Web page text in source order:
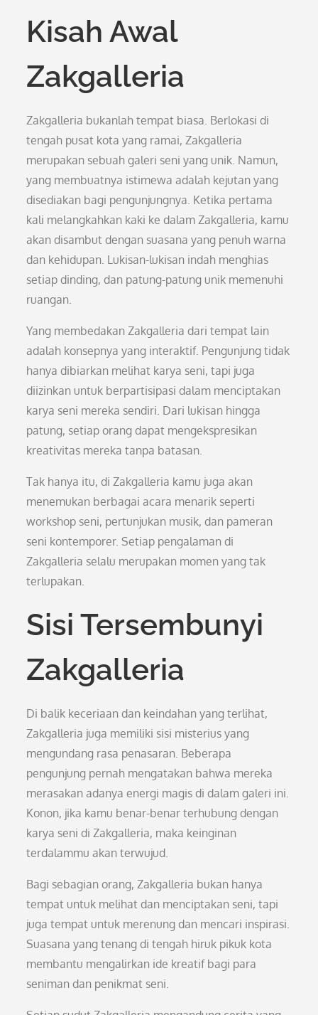
Kisah Awal
Zakgalleria
Zakgalleria bukanlah tempat biasa. Berlokasi di
tengah pusat kota yang ramai, Zakgalleria
merupakan sebuah galeri seni yang unik. Namun,
yang membuatnya istimewa adalah kejutan yang
disediakan bagi pengunjungnya. Ketika pertama
kali melangkahkan kaki ke dalam Zakgalleria, kamu
akan disambut dengan suasana yang penuh warna
dan kehidupan. Lukisan-lukisan indah menghias
setiap dinding, dan patung-patung unik memenuhi
ruangan.
Yang membedakan Zakgalleria dari tempat lain
adalah konsepnya yang interaktif. Pengunjung tidak
hanya dibiarkan melihat karya seni, tapi juga
diizinkan untuk berpartisipasi dalam menciptakan
karya seni mereka sendiri. Dari lukisan hingga
patung, setiap orang dapat mengekspresikan
kreativitas mereka tanpa batasan.
Tak hanya itu, di Zakgalleria kamu juga akan
menemukan berbagai acara menarik seperti
workshop seni, pertunjukan musik, dan pameran
seni kontemporer. Setiap pengalaman di
Zakgalleria selalu merupakan momen yang tak
terlupakan.
Sisi Tersembunyi
Zakgalleria
Di balik keceriaan dan keindahan yang terlihat,
Zakgalleria juga memiliki sisi misterius yang
mengundang rasa penasaran. Beberapa
pengunjung pernah mengatakan bahwa mereka
merasakan adanya energi magis di dalam galeri ini.
Konon, jika kamu benar-benar terhubung dengan
karya seni di Zakgalleria, maka keinginan
terdalammu akan terwujud.
Bagi sebagian orang, Zakgalleria bukan hanya
tempat untuk melihat dan menciptakan seni, tapi
juga tempat untuk merenung dan mencari inspirasi.
Suasana yang tenang di tengah hiruk pikuk kota
membantu mengalirkan ide kreatif bagi para
seniman dan penikmat seni.